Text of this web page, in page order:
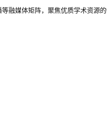
融媒体矩阵，聚焦优质学术资源